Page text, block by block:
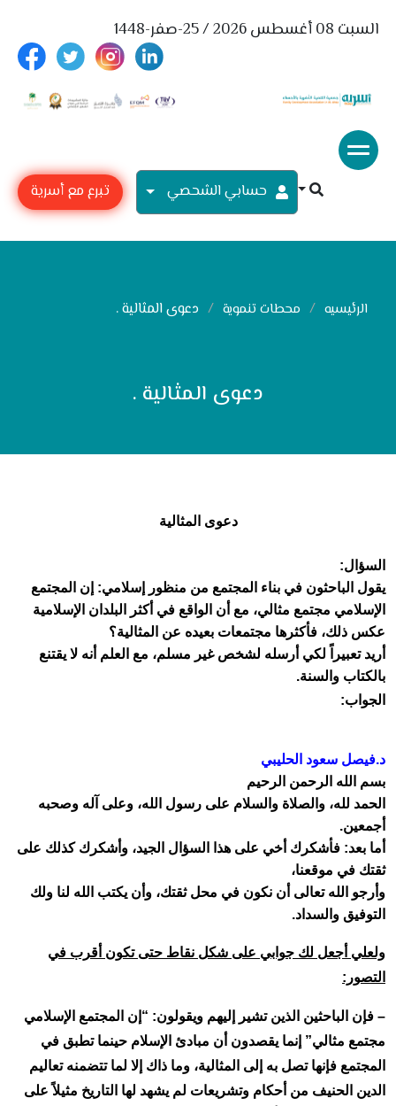
السبت 08 أغسطس 2026 / 25-صفر-1448
حسابي الشحصي تبرع مع أسرية
الرئيسيه محطات تنموية دعوى المثالية .
دعوى المثالية .
دعوى المثالية
السؤال:
يقول الباحثون في بناء المجتمع من منظور إسلامي: إن المجتمع
الإسلامي مجتمع مثالي، مع أن الواقع في أكثر البلدان الإسلامية
عكس ذلك، فأكثرها مجتمعات بعيده عن المثالية؟
أريد تعبيراً لكي أرسله لشخص غير مسلم، مع العلم أنه لا يقتنع
بالكتاب والسنة.
الجواب:
د.فيصل سعود الحليبي
بسم الله الرحمن الرحيم
الحمد لله، والصلاة والسلام على رسول الله، وعلى آله وصحبه
أجمعين.
أما بعد: فأشكرك أخي على هذا السؤال الجيد، وأشكرك كذلك على
ثقتك في موقعنا،
وأرجو الله تعالى أن نكون في محل ثقتك، وأن يكتب الله لنا ولك
التوفيق والسداد.
ولعلي أجعل لك جوابي على شكل نقاط حتى تكون أقرب في
التصور:
– فإن الباحثين الذين تشير إليهم ويقولون: “إن المجتمع الإسلامي
مجتمع مثالي” إنما يقصدون أن مبادئ الإسلام حينما تطبق في
المجتمع فإنها تصل به إلى المثالية، وما ذاك إلا لما تتضمنه تعاليم
الدين الحنيف من أحكام وتشريعات لم يشهد لها التاريخ مثيلاً على